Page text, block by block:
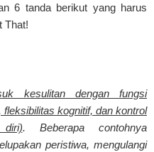
6 tanda berikut yang harus
That!
kesulitan dengan fungsi
kognitif, dan kontrol
diri). Beberapa contohnya
peristiwa, mengulangi